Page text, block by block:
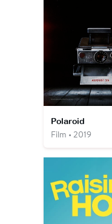
Polaroid
Film • 2019